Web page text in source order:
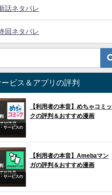
話ネタバレ
回ネタバレ
ビス＆アプリの評判
サービスの
【利用者の本音】めちゃコミッ
クの評判＆おすすめ漫画
サービスの
【利用者の本音】Amebaマン
ガの評判＆おすすめ漫画